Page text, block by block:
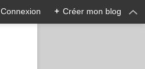
Connexion + Créer mon blog